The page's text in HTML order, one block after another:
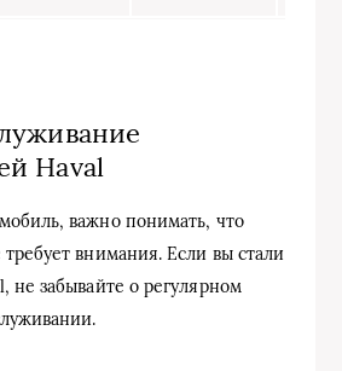
Haval
важно понимать, что
внимания. Если вы стали
не забывайте о регулярном